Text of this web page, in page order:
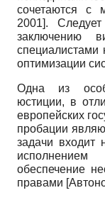
сочетаются с
2001]. Следует
заключению
оптимизации
Одна из
юстиции, в
европейских
пробации
задачи входит
обеспечение
правами [